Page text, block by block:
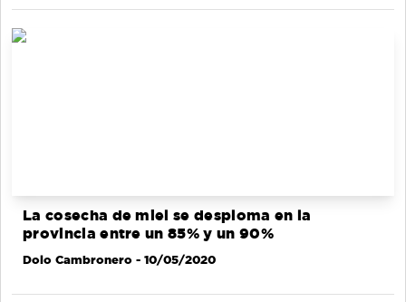
La cosecha de miel se desploma en la
provincia entre un 85% y un 90%
Dolo Cambronero - 10/05/2020